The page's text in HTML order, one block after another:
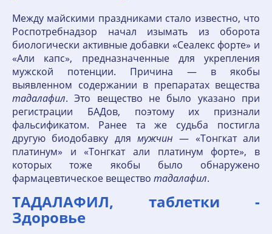
Между майскими праздниками стало известно, что
Роспотребнадзор начал изымать из оборота
биологически активные добавки «Сеалекс форте» и
«Али капс», предназначенные для укрепления
мужской потенции. Причина — в якобы
выявленном содержании в препаратах вещества
тадалафил. Это вещество не было указано при
регистрации БАДов, поэтому их признали
фальсификатом. Ранее та же судьба постигла
другую биодобавку для мужчин — «Тонгкат али
платинум» и «Тонгкат али платинум форте», в
которых тоже якобы было обнаружено
фармацевтическое вещество тадалафил.
ТАДАЛАФИЛ, таблетки -
Здоровье